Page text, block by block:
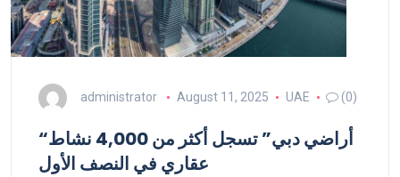
administrator August 11, 2025 UAE (0)
“أراضي دبي” تسجل أكثر من 4,000 نشاط
عقاري في النصف الأول